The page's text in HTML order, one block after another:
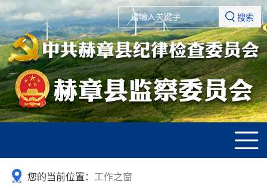
搜索
您的当前位置： 工作之窗